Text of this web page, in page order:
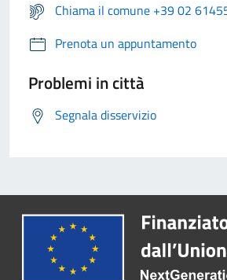
Chiama il comune +39 02
Prenota un appuntamento
Problemi in città
Segnala disservizio